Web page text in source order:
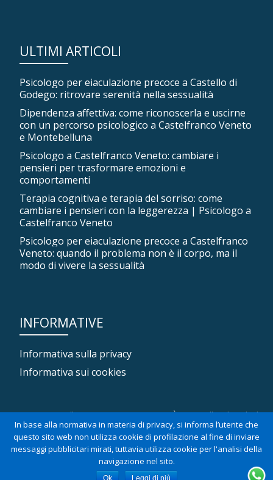
ULTIMI ARTICOLI
Psicologo per eiaculazione precoce a Castello di
Godego: ritrovare serenità nella sessualità
Dipendenza affettiva: come riconoscerla e uscirne
con un percorso psicologico a Castelfranco Veneto
e Montebelluna
Psicologo a Castelfranco Veneto: cambiare i
pensieri per trasformare emozioni e
comportamenti
Terapia cognitiva e terapia del sorriso: come
cambiare i pensieri con la leggerezza | Psicologo a
Castelfranco Veneto
Psicologo per eiaculazione precoce a Castelfranco
Veneto: quando il problema non è il corpo, ma il
modo di vivere la sessualità
INFORMATIVE
Informativa sulla privacy
Informativa sui cookies
Dr. Damiano Pellizzari - P.Iva 04040710263 - È iscritto all'Ordine degli
Psicologi del Veneto, sezione A, numero 3567
M
Llorix One Litecon tecnologiaWordPress
In base alla normativa in materia di privacy, si informa l’utente che
questo sito web non utilizza cookie di profilazione al fine di inviare
messaggi pubblicitari mirati, tuttavia utilizza cookie per l'analisi della
navigazione nel sito.
Ok Leggi di più